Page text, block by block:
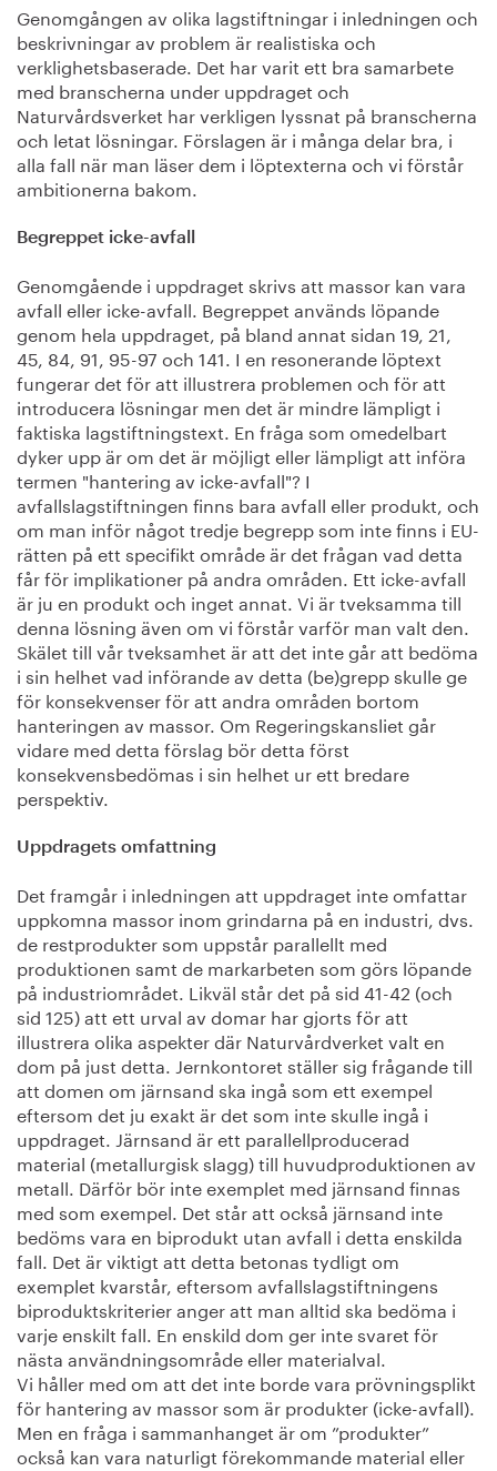
Genomgången av olika lagstiftningar i inledningen och
beskrivningar av problem är realistiska och
verklighetsbaserade. Det har varit ett bra samarbete
med branscherna under uppdraget och
Naturvårdsverket har verkligen lyssnat på branscherna
och letat lösningar. Förslagen är i många delar bra, i
alla fall när man läser dem i löptexterna och vi förstår
ambitionerna bakom.
Begreppet icke-avfall
Genomgående i uppdraget skrivs att massor kan vara
avfall eller icke-avfall. Begreppet används löpande
genom hela uppdraget, på bland annat sidan 19, 21,
45, 84, 91, 95-97 och 141. I en resonerande löptext
fungerar det för att illustrera problemen och för att
introducera lösningar men det är mindre lämpligt i
faktiska lagstiftningstext. En fråga som omedelbart
dyker upp är om det är möjligt eller lämpligt att införa
termen "hantering av icke-avfall"? I
avfallslagstiftningen finns bara avfall eller produkt, och
om man inför något tredje begrepp som inte finns i EU-
rätten på ett specifikt område är det frågan vad detta
får för implikationer på andra områden. Ett icke-avfall
är ju en produkt och inget annat. Vi är tveksamma till
denna lösning även om vi förstår varför man valt den.
Skälet till vår tveksamhet är att det inte går att bedöma
i sin helhet vad införande av detta (be)grepp skulle ge
för konsekvenser för att andra områden bortom
hanteringen av massor. Om Regeringskansliet går
vidare med detta förslag bör detta först
konsekvensbedömas i sin helhet ur ett bredare
perspektiv.
Uppdragets omfattning
Det framgår i inledningen att uppdraget inte omfattar
uppkomna massor inom grindarna på en industri, dvs.
de restprodukter som uppstår parallellt med
produktionen samt de markarbeten som görs löpande
på industriområdet. Likväl står det på sid 41-42 (och
sid 125) att ett urval av domar har gjorts för att
illustrera olika aspekter där Naturvårdverket valt en
dom på just detta. Jernkontoret ställer sig frågande till
att domen om järnsand ska ingå som ett exempel
eftersom det ju exakt är det som inte skulle ingå i
uppdraget. Järnsand är ett parallellproducerad
material (metallurgisk slagg) till huvudproduktionen av
metall. Därför bör inte exemplet med järnsand finnas
med som exempel. Det står att också järnsand inte
bedöms vara en biprodukt utan avfall i detta enskilda
fall. Det är viktigt att detta betonas tydligt om
exemplet kvarstår, eftersom avfallslagstiftningens
biproduktskriterier anger att man alltid ska bedöma i
varje enskilt fall. En enskild dom ger inte svaret för
nästa användningsområde eller materialval.
Vi håller med om att det inte borde vara prövningsplikt
för hantering av massor som är produkter (icke-avfall).
Men en fråga i sammanhanget är om ”produkter”
också kan vara naturligt förekommande material eller